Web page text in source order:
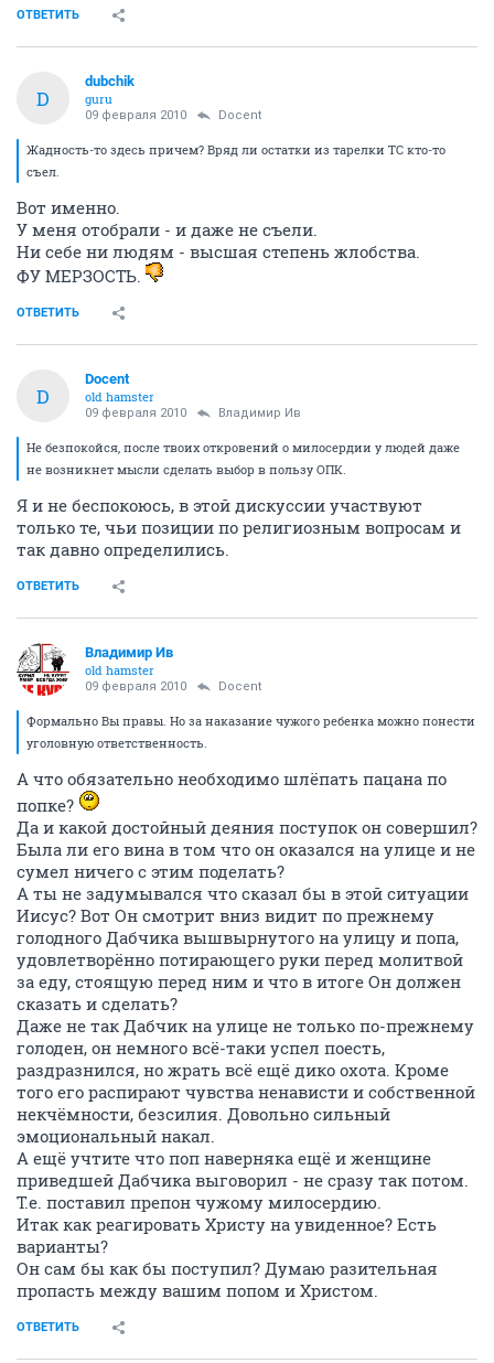
ОТВЕТИТЬ
D
dubchik
guru
09 февраля 2010 Docent
Жадность-то здесь причем? Вряд ли остатки из тарелки ТС кто-то
съел.
Вот именно.
У меня отобрали - и даже не съели.
Ни себе ни людям - высшая степень жлобства.
ФУ МЕРЗОСТЬ.
ОТВЕТИТЬ
D
Docent
old hamster
09 февраля 2010 Владимир Ив
Не безпокойся, после твоих откровений о милосердии у людей даже
не возникнет мысли сделать выбор в пользу ОПК.
Я и не беспокоюсь, в этой дискуссии участвуют
только те, чьи позиции по религиозным вопросам и
так давно определились.
ОТВЕТИТЬ
Владимир Ив
old hamster
09 февраля 2010 Docent
Формально Вы правы. Но за наказание чужого ребенка можно понести
уголовную ответственность.
А что обязательно необходимо шлёпать пацана по
попке?
Да и какой достойный деяния поступок он совершил?
Была ли его вина в том что он оказался на улице и не
сумел ничего с этим поделать?
А ты не задумывался что сказал бы в этой ситуации
Иисус? Вот Он смотрит вниз видит по прежнему
голодного Дабчика вышвырнутого на улицу и попа,
удовлетворённо потирающего руки перед молитвой
за еду, стоящую перед ним и что в итоге Он должен
сказать и сделать?
Даже не так Дабчик на улице не только по-прежнему
голоден, он немного всё-таки успел поесть,
раздразнился, но жрать всё ещё дико охота. Кроме
того его распирают чувства ненависти и собственной
некчёмности, безсилия. Довольно сильный
эмоциональный накал.
А ещё учтите что поп наверняка ещё и женщине
приведшей Дабчика выговорил - не сразу так потом.
Т.е. поставил препон чужому милосердию.
Итак как реагировать Христу на увиденное? Есть
варианты?
Он сам бы как бы поступил? Думаю разительная
пропасть между вашим попом и Христом.
ОТВЕТИТЬ